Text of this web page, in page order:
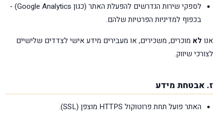
לספקי שירות הנדרשים להפעלת האתר (כגון Google Analytics) -
בכפוף למדיניות הפרטיות שלהם.
אנו לא מוכרים, משכירים, או מעבירים מידע אישי לצדדים שלישיים
לצורכי שיווק.
ז. אבטחת מידע
האתר פועל תחת פרוטוקול HTTPS מוצפן (SSL).